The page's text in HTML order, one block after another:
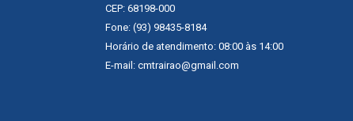
CEP: 68198-000
Fone: (93) 98435-8184
Horário de atendimento: 08:00 às 14:00
E-mail: cmtrairao@gmail.com